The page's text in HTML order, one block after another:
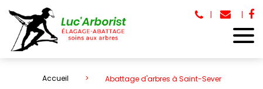
Accueil Abattage d'arbres à Saint-Sever